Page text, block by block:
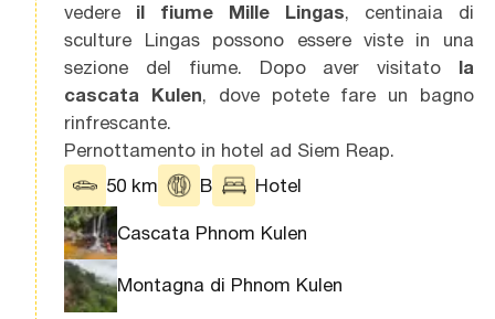
vedere
il fiume Mille Lingas, centinaia di
sculture Lingas possono essere viste in una
sezione del fiume. Dopo aver visitato
la
cascata Kulen, dove potete fare un bagno
rinfrescante.
Pernottamento in hotel ad Siem Reap.
50 km
B Hotel
Cascata Phnom Kulen
Montagna di Phnom Kulen